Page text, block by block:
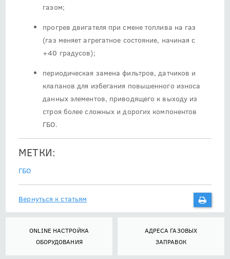
газом;
прогрев двигателя при смене топлива на газ
(газ меняет агрегатное состояние, начиная с
+40 градусов);
периодическая замена фильтров, датчиков и
клапанов для избегания повышенного износа
данных элементов, приводящего к выходу из
строя более сложных и дорогих компонентов
ГБО.
МЕТКИ:
ГБО
Вернуться к статьям
ONLINE НАСТРОЙКА
ОБОРУДОВАНИЯ
АДРЕСА ГАЗОВЫХ
ЗАПРАВОК